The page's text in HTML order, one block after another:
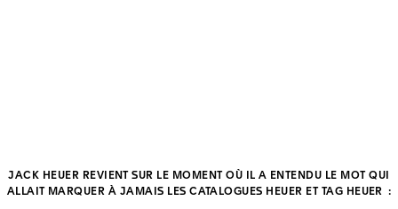
JACK HEUER REVIENT SUR LE MOMENT OÙ IL A ENTENDU LE MOT QUI
ALLAIT MARQUER À JAMAIS LES CATALOGUES HEUER ET TAG HEUER :